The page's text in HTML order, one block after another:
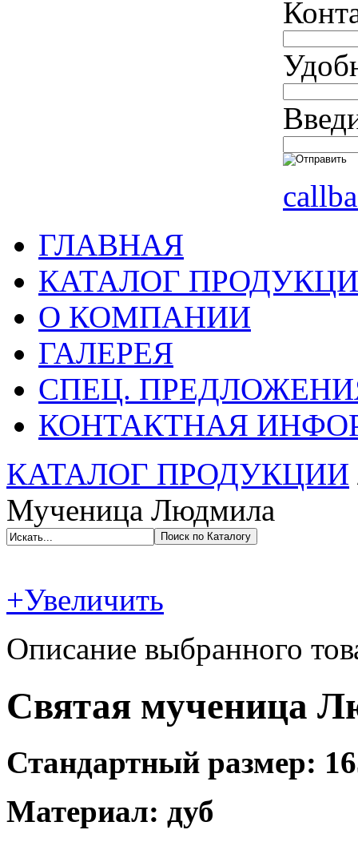
ГЛАВНАЯ
КАТАЛОГ
О КОМПАНИИ
ГАЛЕРЕЯ
СПЕЦ.
КОНТАКТНАЯ
КАТАЛОГ ПРОДУКЦИИ
Мученица Людмила
+Увеличить
Описание выбранного
Святая мученица
Стандартный размер:
Материал: дуб